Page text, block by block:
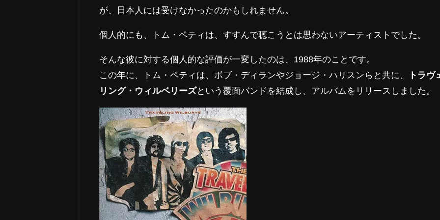
が、日本人には受けなかったのかもしれません。
個人的にも、トム・ペティは、すすんで聴こうとは思わないアーティストでした。
そんな彼に対する個人的な評価が一変したのは、1988年のことです。
この年に、トム・ペティは、ボブ・ディランやジョージ・ハリスンらと共に、
トラヴ
リング・ウィルベリーズという覆面バンドを結成し、アルバムをリリースしました。